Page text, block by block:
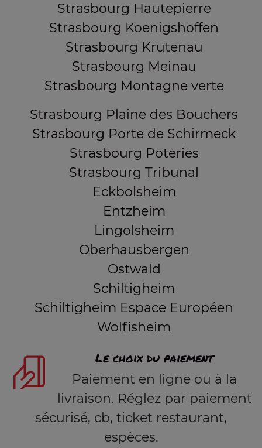
Strasbourg Hautepierre
Strasbourg Koenigshoffen
Strasbourg Krutenau
Strasbourg Meinau
Strasbourg Montagne verte
Strasbourg Plaine des Bouchers
Strasbourg Porte de Schirmeck
Strasbourg Poteries
Strasbourg Tribunal
Eckbolsheim
Entzheim
Lingolsheim
Oberhausbergen
Ostwald
Schiltigheim
Schiltigheim Espace Européen
Wolfisheim
Le choix du paiement
Paiement en ligne ou à la
livraison. Réglez par paiement
sécurisé, cb, ticket restaurant,
espèces.